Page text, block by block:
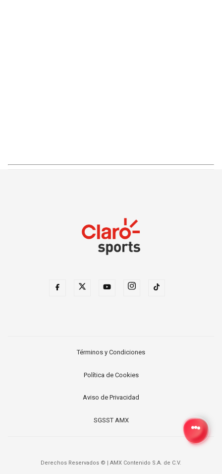
Términos y Condiciones
Política de Cookies
Aviso de Privacidad
SGSST AMX
Derechos Reservados © AMX Contenido S.A. de C.V.